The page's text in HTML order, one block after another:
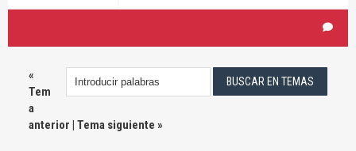
«
Tem
a
anterior | Tema siguiente »